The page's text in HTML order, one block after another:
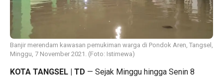
Banjir merendam kawasan pemukiman warga di Pondok Aren, Tangsel,
Minggu, 7 November 2021. (Foto: Istimewa)
KOTA TANGSEL | TD — Sejak Minggu hingga Senin 8